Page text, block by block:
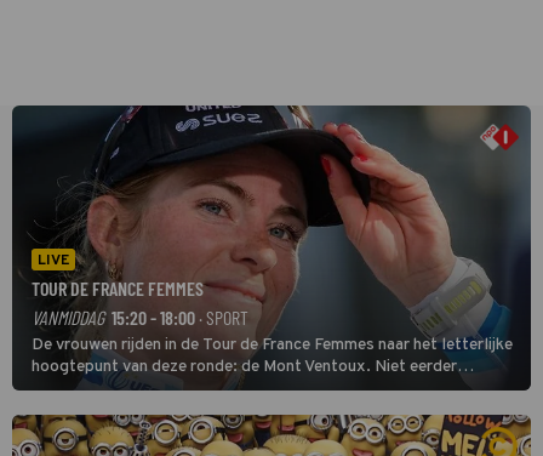
LIVE
TOUR DE FRANCE FEMMES
VANMIDDAG 15:20 - 18:00 · SPORT
De vrouwen rijden in de Tour de France Femmes naar het letterlijke
hoogtepunt van deze ronde: de Mont Ventoux. Niet eerder
finishten de vrouwen voor deze koers op deze kale col uit de
buitencategorie. De aanloop naar de slotklim is vlak.